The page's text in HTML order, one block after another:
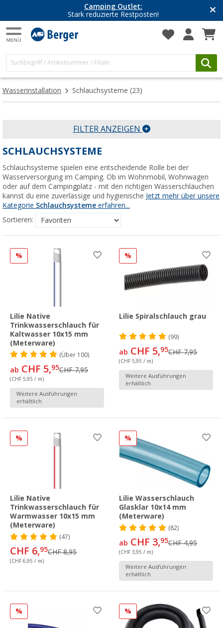
Camping Outlet:
Stark reduzierte Restposten!
Wasserinstallation Schlauchsysteme (23)
FILTER ANZEIGEN
SCHLAUCHSYSTEME
Schlauchsysteme spielen eine entscheidende Rolle bei der
Wasserversorgung im Camping. Ob im Wohnmobil, Wohnwagen
oder auf dem Campingplatz - mit den richtigen Wasserschläuchen
kannst du eine zuverlässige und hygienische Jetzt mehr über unsere
Kategorie Schlauchsysteme erfahren...
Sortieren:
%
Lilie Native
Trinkwasserschlauch für
Kaltwasser 10x15 mm
(Meterware)
(Über100)
ab CHF 5,95CHF 7,95
(CHF 5,95 / m)
Weitere Ausführungen
erhältlich
%
Lilie Spiralschlauch grau
(99)
ab CHF 5,95CHF 7,95
(CHF 5,95 / m)
Weitere Ausführungen
erhältlich
%
Lilie Native
Trinkwasserschlauch für
Warmwasser 10x15 mm
(Meterware)
(47)
CHF 6,95CHF 8,95
(CHF 6,95 / m)
%
Lilie Wasserschlauch
Glasklar 10x14 mm
(Meterware)
(82)
ab CHF 3,95CHF 4,95
(CHF 3,95 / m)
Weitere Ausführungen
erhältlich
% %